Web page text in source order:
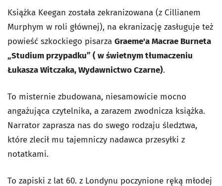
Książka Keegan została zekranizowana (z Cillianem
Murphym w roli głównej), na ekranizację zasługuje też
powieść szkockiego pisarza Graeme'a Macrae Burneta
„Studium przypadku” ( w świetnym tłumaczeniu
Łukasza Witczaka, Wydawnictwo Czarne).
To misternie zbudowana, niesamowicie mocno
angażująca czytelnika, a zarazem zwodnicza książka.
Narrator zaprasza nas do swego rodzaju śledztwa,
które zlecił mu tajemniczy nadawca przesyłki z
notatkami.
To zapiski z lat 60. z Londynu poczynione ręką młodej